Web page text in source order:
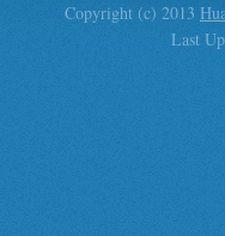
Copyright (c) 2013
Last